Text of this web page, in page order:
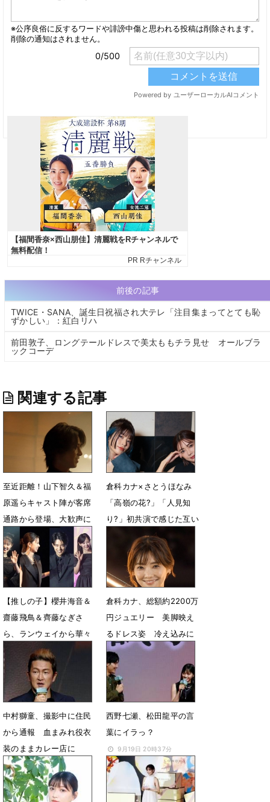
前後の記事
TWICE・SANA、誕生日祝福され大テレ「注目集まってとても恥
ずかしい」：紅白リハ
前田敦子、ロングテールドレスで美太ももチラ見せ オールブラ
ックコーデ
関連する記事
至近距離！山下智久＆福
原遥らキャスト陣が客席
通路から登場、大歓声に
包まれる
5月1日 06時42分
倉科カナ×さとうほなみ
「高嶺の花?」「人見知
り?」初共演で感じた互い
の印象を語る
3月19日 12時00分
【推しの子】櫻井海音＆
齋藤飛鳥＆齊藤なぎさ
ら、ランウェイから華々
しく登場
11月18日 07時32分
倉科カナ、総額約2200万
円ジュエリー 美脚映え
るドレス姿 冷え込みに
「寒いですね～」
10月31日 07時34分
中村獅童、撮影中に住民
から通報 血まみれ役衣
装のままカレー店に
9月20日 08時35分
西野七瀬、松田龍平の言
葉にイラっ？
9月19日 20時37分